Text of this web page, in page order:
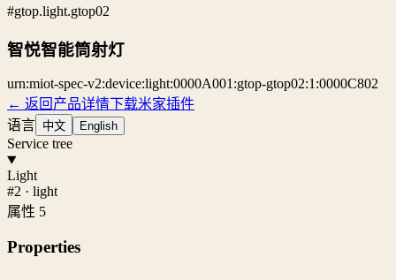
#gtop.light.gtop02
智悦智能筒射灯
urn:miot-spec-v2:device:light:0000A001:gtop-gtop02:1:0000C802
← 返回产品详情下载米家插件
语言 中文 English
Service tree
Light
#2 · light
属性 5
Properties